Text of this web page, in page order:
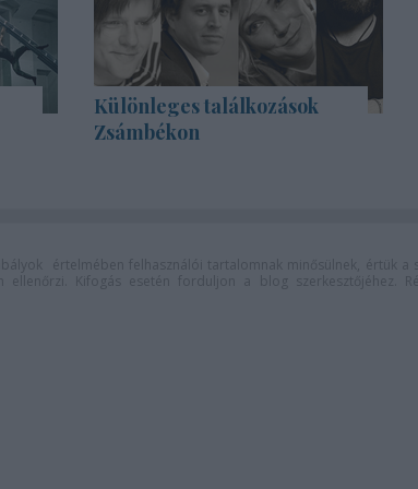
Különleges találkozások
Zsámbékon